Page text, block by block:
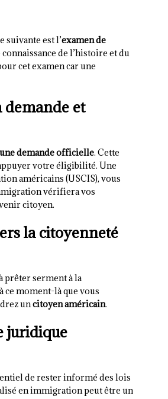
suivante est l’examen de
de l’histoire et du
cet examen car une
demande et
demande officielle. Cette
votre éligibilité. Une
américains (USCIS), vous
vérifiera vos
citoyen.
la citoyenneté
prêter serment à la
ce moment-là que vous
uncitoyen américain.
juridique
de rester informé des lois
en immigration peut être un